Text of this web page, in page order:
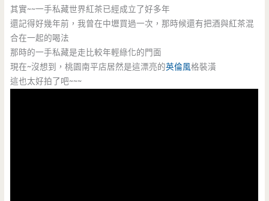
其實~~一手私藏世界紅茶已經成立了好多年
還記得好幾年前，我曾在中壢買過一次，那時候還有把酒與紅茶混
合在一起的喝法
那時的一手私藏是走比較年輕綠化的門面
現在~沒想到，桃園南平店居然是這漂亮的英倫風格裝潢
這也太好拍了吧~~~